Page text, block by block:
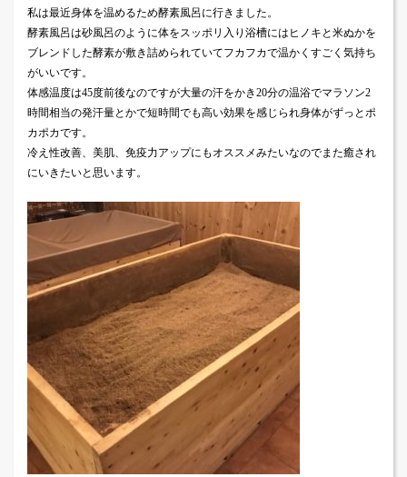
私は最近身体を温めるため酵素風呂に行きました。
酵素風呂は砂風呂のように体をスッポリ入り浴槽にはヒノキと米ぬかを
ブレンドした酵素が敷き詰められていてフカフカで温かくすごく気持ち
がいいです。
体感温度は45度前後なのですが大量の汗をかき20分の温浴でマラソン2
時間相当の発汗量とかで短時間でも高い効果を感じられ身体がずっとポ
カポカです。
冷え性改善、美肌、免疫力アップにもオススメみたいなのでまた癒され
にいきたいと思います。